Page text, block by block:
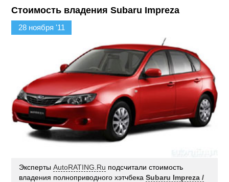
Стоимость владения Subaru Impreza
28 ноября '11
ЭкспертыAutoRATING.Ru подсчитали стоимость
владения полноприводного хэтчбекаSubaru Impreza /